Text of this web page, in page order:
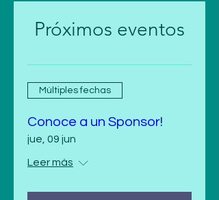
Próximos eventos
Múltiples fechas
Conoce a un Sponsor!
jue, 09 jun
Leer más